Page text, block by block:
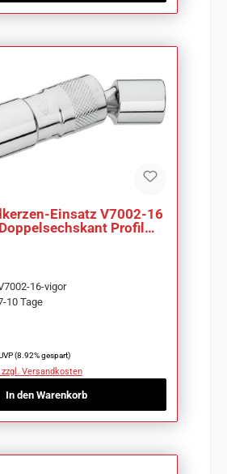
Einsatz V7002-16
Profil
16-vigor
10 Tage
Preis:(8.92% gespart)
Versandkosten
In den Warenkorb